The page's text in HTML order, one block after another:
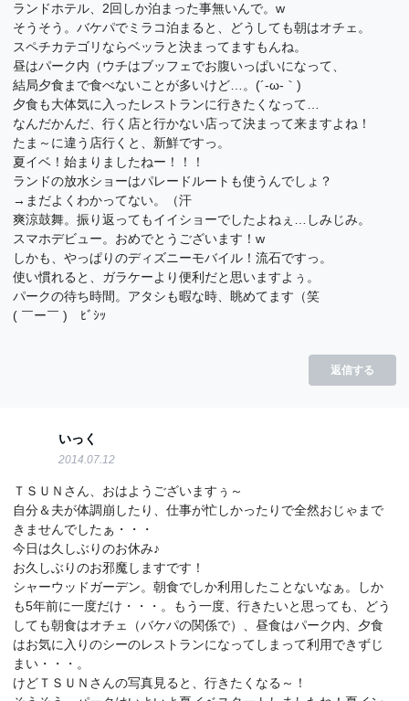
ランドホテル、2回しか泊まった事無いんで。w
そうそう。バケパでミラコ泊まると、どうしても朝はオチェ。
スペチカテゴリならベッラと決まってますもんね。
昼はパーク内（ウチはブッフェでお腹いっぱいになって、
結局夕食まで食べないことが多いけど…。(´-ω-｀)
夕食も大体気に入ったレストランに行きたくなって…
なんだかんだ、行く店と行かない店って決まって来ますよね！
たま～に違う店行くと、新鮮ですっ。
夏イベ！始まりましたねー！！！
ランドの放水ショーはパレードルートも使うんでしょ？
→まだよくわかってない。（汗
爽涼鼓舞。振り返ってもイイショーでしたよねぇ…しみじみ。
スマホデビュー。おめでとうございます！w
しかも、やっぱりのディズニーモバイル！流石ですっ。
使い慣れると、ガラケーより便利だと思いますよぅ。
パークの待ち時間。アタシも暇な時、眺めてます（笑
( ￣ー￣ )ゞﾋﾞｼｯ
返信する
いっく
2014.07.12
ＴＳＵＮさん、おはようございますぅ～
自分＆夫が体調崩したり、仕事が忙しかったりで全然おじゃまで
きませんでしたぁ・・・
今日は久しぶりのお休み♪
お久しぶりのお邪魔しますです！
シャーウッドガーデン。朝食でしか利用したことないなぁ。しか
も5年前に一度だけ・・・。もう一度、行きたいと思っても、どう
しても朝食はオチェ（バケパの関係で）、昼食はパーク内、夕食
はお気に入りのシーのレストランになってしまって利用できずじ
まい・・・。
けどＴＳＵＮさんの写真見ると、行きたくなる～！